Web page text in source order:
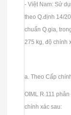
- Việt Nam: Sử
theo Q.định 14/
chuẩn Q.gia,
275 kg, độ chính
a. Theo Cấp
OIML R.111
chính xác sau: